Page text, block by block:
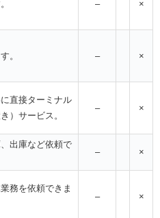
– ×
。 – ×
直接ターミナル
）サービス。
– ×
出庫など依頼で
– ×
務を依頼できま
– ×